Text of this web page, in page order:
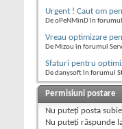
Urgent ! Caut om
De oPeNMinD în
Vreau optimizare
De Mizou în forumul
Sfaturi pentru
De danysoft în forumul
Permisiuni postare
Nu puteţi posta
Nu puteţi răspunde